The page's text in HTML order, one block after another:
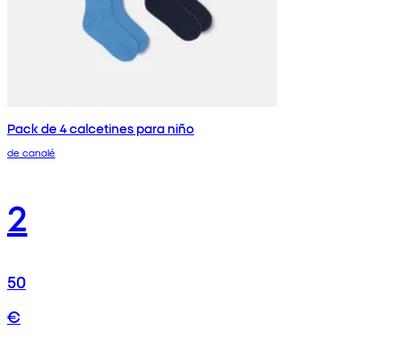
Pack de 4 calcetines para niño
de canalé
2
50
€